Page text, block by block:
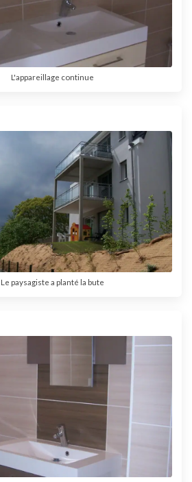
L'appareillage continue
Le paysagiste a planté la bute